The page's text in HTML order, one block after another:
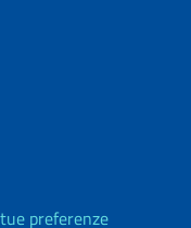
preferenze